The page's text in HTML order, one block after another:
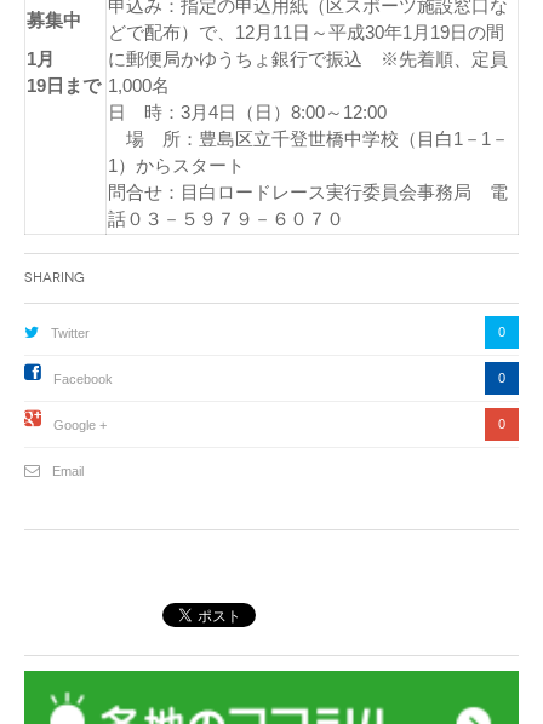
募集中
1月
19日まで
申込み：指定の申込用紙（区スポーツ施設窓口な
どで配布）で、12月11日～平成30年1月19日の間
に郵便局かゆうちょ銀行で振込 ※先着順、定員
1,000名
日 時：3月4日（日）8:00～12:00
場 所：豊島区立千登世橋中学校（目白1－1－
1）からスタート
問合せ：目白ロードレース実行委員会事務局 電
話０３－５９７９－６０７０
Sharing
Twitter 0
Facebook 0
Google + 0
Email